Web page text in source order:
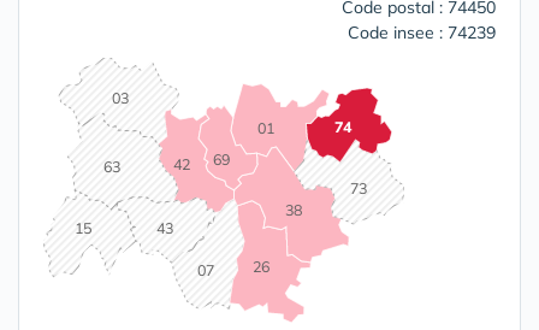
Code postal : 74450
Code insee : 74239
01
03
07
15
26
38
42
43
63
69
73
74